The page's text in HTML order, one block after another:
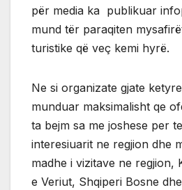
për media ka publikuar
mund tër paraqiten
turistike që veç kemi hyrë.
Ne si organizate gjate
munduar maksimalisht qe
ta bejm sa me joshese per
interesiuarit ne regjion dhe
madhe i vizitave ne regjion,
e Veriut, Shqiperi Bosne